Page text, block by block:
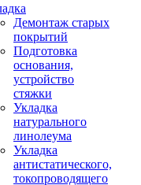
Демонтаж старых
покрытий
Подготовка
основания,
устройство
стяжки
Укладка
натурального
линолеума
Укладка
антистатического,
токопроводящего